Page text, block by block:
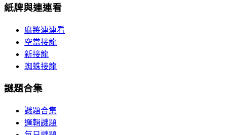
紙牌與連連看
麻將連連看
空當接龍
新接龍
蜘蛛接龍
謎題合集
謎題合集
邏輯謎題